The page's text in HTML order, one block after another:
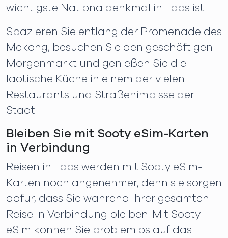
wichtigste Nationaldenkmal in Laos ist.
Spazieren Sie entlang der Promenade des
Mekong, besuchen Sie den geschäftigen
Morgenmarkt und genießen Sie die
laotische Küche in einem der vielen
Restaurants und Straßenimbisse der
Stadt.
Bleiben Sie mit Sooty eSim-Karten
in Verbindung
Reisen in Laos werden mit Sooty eSim-
Karten noch angenehmer, denn sie sorgen
dafür, dass Sie während Ihrer gesamten
Reise in Verbindung bleiben. Mit Sooty
eSim können Sie problemlos auf das